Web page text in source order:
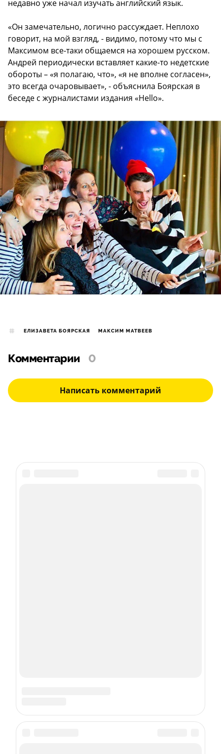
недавно уже начал изучать английский язык.
«Он замечательно, логично рассуждает. Неплохо
говорит, на мой взгляд, - видимо, потому что мы с
Максимом все-таки общаемся на хорошем русском.
Андрей периодически вставляет какие-то недетские
обороты – «я полагаю, что», «я не вполне согласен»,
это всегда очаровывает», - объяснила Боярская в
беседе с журналистами издания «Hello».
ЕЛИЗАВЕТА БОЯРСКАЯ МАКСИМ МАТВЕЕВ
Комментарии 0
Написать комментарий